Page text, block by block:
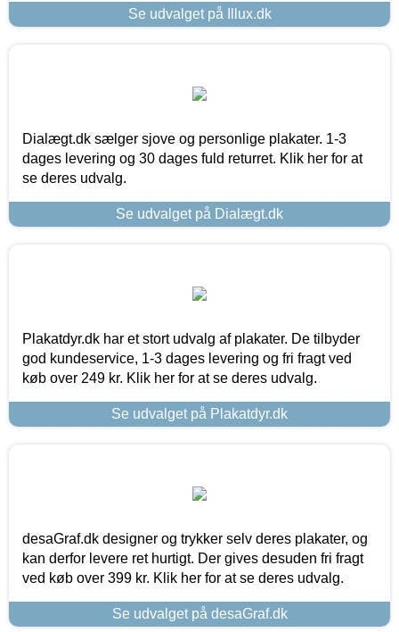
Se udvalget på Illux.dk
Dialægt.dk sælger sjove og personlige plakater. 1-3
dages levering og 30 dages fuld returret. Klik her for at
se deres udvalg.
Se udvalget på Dialægt.dk
Plakatdyr.dk har et stort udvalg af plakater. De tilbyder
god kundeservice, 1-3 dages levering og fri fragt ved
køb over 249 kr. Klik her for at se deres udvalg.
Se udvalget på Plakatdyr.dk
desaGraf.dk designer og trykker selv deres plakater, og
kan derfor levere ret hurtigt. Der gives desuden fri fragt
ved køb over 399 kr. Klik her for at se deres udvalg.
Se udvalget på desaGraf.dk